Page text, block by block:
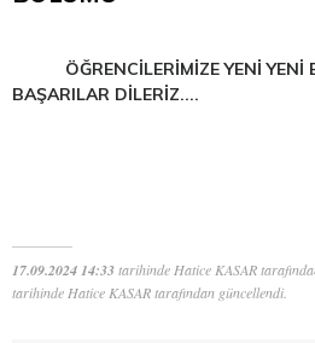
ÖĞRENCİLERİMİZE YENİ YENİ
BAŞARILAR DİLERİZ....
İİBF
17.09.2024 14:33tarihinde Hatice KASAR
tarihinde Hatice KASAR tarafından güncellendi.